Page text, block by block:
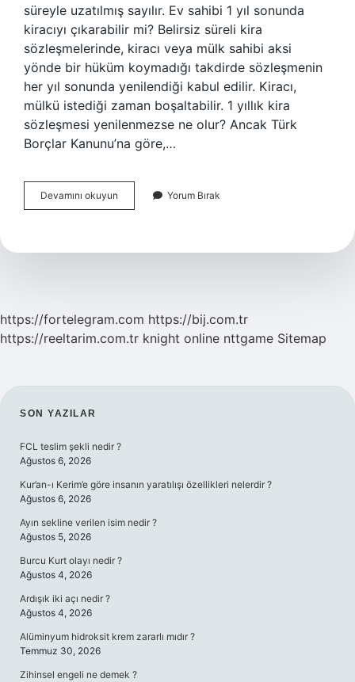
süreyle uzatılmış sayılır. Ev sahibi 1 yıl sonunda
kiracıyı çıkarabilir mi? Belirsiz süreli kira
sözleşmelerinde, kiracı veya mülk sahibi aksi
yönde bir hüküm koymadığı takdirde sözleşmenin
her yıl sonunda yenilendiği kabul edilir. Kiracı,
mülkü istediği zaman boşaltabilir. 1 yıllık kira
sözleşmesi yenilenmezse ne olur? Ancak Türk
Borçlar Kanunu’na göre,…
Devamını okuyun
Yıllık
Kiracı
Yorum Bırak
https://fortelegram.com https://bij.com.tr
https://reeltarim.com.tr knight online nttgame Sitemap
SIDEBAR
SON YAZILAR
FCL teslim şekli nedir ?
Ağustos 6, 2026
Kur’an-ı Kerim’e göre insanın yaratılışı özellikleri nelerdir ?
Ağustos 6, 2026
Ayın sekline verilen isim nedir ?
Ağustos 5, 2026
Burcu Kurt olayı nedir ?
Ağustos 4, 2026
Ardışık iki açı nedir ?
Ağustos 4, 2026
Alüminyum hidroksit krem zararlı mıdır ?
Temmuz 30, 2026
Zihinsel engeli ne demek ?